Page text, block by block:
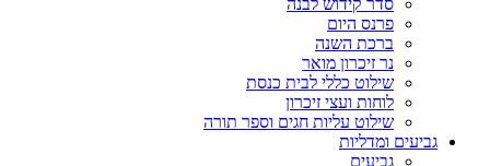
פרנס היום
ברכת השנה
נר זיכרון מואר
שילוט כללי לבית כנסת
לוחות ועצי זיכרון
שילוט עליות חגים וספר תורה
גביעים ומדליות
גביעים